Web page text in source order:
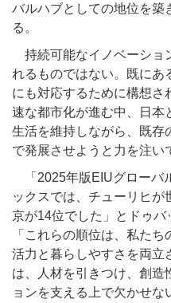
バルハブとしての地位を築
る。
持続可能なイノベーショ
れるものではない。既にあ
にも対応するために構想さ
速な都市化が進む中、日本
生活を維持しながら、既存
で発展させようと力を注い
「2025年版EIUグローバ
ックスでは、チューリヒが
京が14位でした」とドゥバ
「これらの順位は、私た
活力と暮らしやすさを両立
は、人材を引きつけ、創造
ョンを支える上で欠かせ